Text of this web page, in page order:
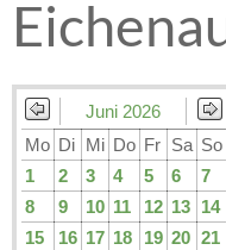
Juni 2026
Mo Di Mi Do Fr Sa So
1
2 3 4 5 6
7
8
9 10 11 12 13 14
15
16 17 18 19 20 21